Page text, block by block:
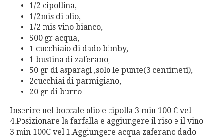
1/2 cipollina,
1/2mis di olio,
1/2 mis vino bianco,
500 gr acqua,
1 cucchiaio di dado bimby,
1 bustina di zaferano,
50 gr di asparagi ,solo le punte(3 centimeti),
2cucchiai di parmigiano,
20 gr di burro
Inserire nel boccale olio e cipolla 3 min 100 C vel
4.Posizionare la farfalla e aggiungere il riso e il vino
3 min 100C vel 1.Aggiungere acqua zaferano dado